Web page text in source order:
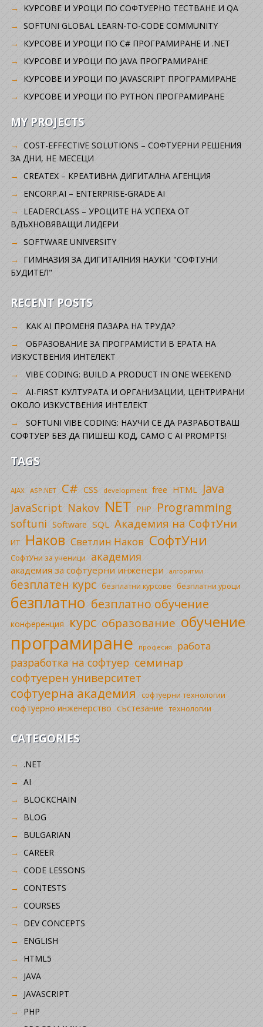
KУРСОВЕ И УРОЦИ ПО СОФТУЕРНО ТЕСТВАНЕ И QA
SOFTUNI GLOBAL LEARN-TO-CODE COMMUNITY
КУРСОВЕ И УРОЦИ ПО C# ПРОГРАМИРАНЕ И .NET
КУРСОВЕ И УРОЦИ ПО JAVA ПРОГРАМИРАНЕ
КУРСОВЕ И УРОЦИ ПО JAVASCRIPT ПРОГРАМИРАНЕ
КУРСОВЕ И УРОЦИ ПО PYTHON ПРОГРАМИРАНЕ
MY PROJECTS
COST-EFFECTIVE SOLUTIONS – СОФТУЕРНИ РЕШЕНИЯ
ЗА ДНИ, НЕ МЕСЕЦИ
CREATEX – КРЕАТИВНА ДИГИТАЛНА АГЕНЦИЯ
ENCORP.AI – ENTERPRISE-GRADE AI
LEADERCLASS – УРОЦИТЕ НА УСПЕХА ОТ
ВДЪХНОВЯВАЩИ ЛИДЕРИ
SOFTWARE UNIVERSITY
ГИМНАЗИЯ ЗА ДИГИТАЛНИЯ НАУКИ "СОФТУНИ
БУДИТЕЛ"
RECENT POSTS
КАК AI ПРОМЕНЯ ПАЗАРА НА ТРУДА?
ОБРАЗОВАНИЕ ЗА ПРОГРАМИСТИ В ЕРАТА НА
ИЗКУСТВЕНИЯ ИНТЕЛЕКТ
VIBE CODING: BUILD A PRODUCT IN ONE WEEKEND
AI-FIRST КУЛТУРАТА И ОРГАНИЗАЦИИ, ЦЕНТРИРАНИ
ОКОЛО ИЗКУСТВЕНИЯ ИНТЕЛЕКТ
SOFTUNI VIBE CODING: НАУЧИ СЕ ДА РАЗРАБОТВАШ
СОФТУЕР БЕЗ ДА ПИШЕШ КОД, САМО С AI PROMPTS!
TAGS
AJAX ASP.NET C# CSS development free HTML Java
JavaScript Nakov NET PHP Programming
softuni Software SQL Академия на СофтУни
ИТ Наков Светлин Наков СофтУни
СофтУни за ученици академия
академия за софтуерни инженери алгоритми
безплатен курс безплатни курсове безплатни уроци
безплатно безплатно обучение
конференция курс образование обучение
програмиране професия работа
разработка на софтуер семинар
софтуерен университет
софтуерна академия софтуерни технологии
софтуерно инженерство състезание технологии
CATEGORIES
.NET
AI
BLOCKCHAIN
BLOG
BULGARIAN
CAREER
CODE LESSONS
CONTESTS
COURSES
DEV CONCEPTS
ENGLISH
HTML5
JAVA
JAVASCRIPT
PHP